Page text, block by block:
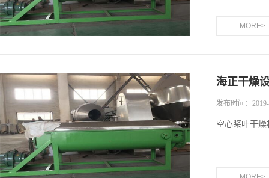
MORE>
海正干燥
发布时间：
空心桨叶干